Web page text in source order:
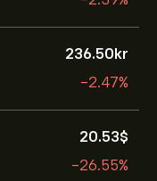
236.50‎kr‎
-2.47%
20.53‎$‎
-26.55%